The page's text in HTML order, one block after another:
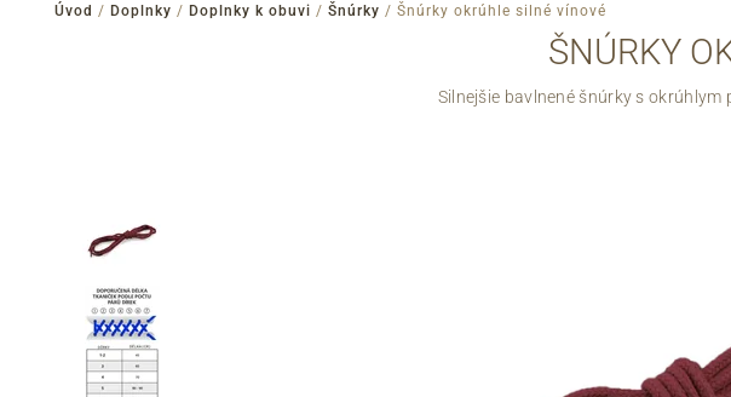
Úvod / Doplnky / Doplnky k obuvi / Šnúrky / Šnúrky okrúhle silné vínové
ŠNÚRKY
Silnejšie bavlnené šnúrky s